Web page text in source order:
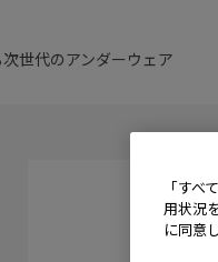
世代のアンダーウェア
「す
用状況
に同意